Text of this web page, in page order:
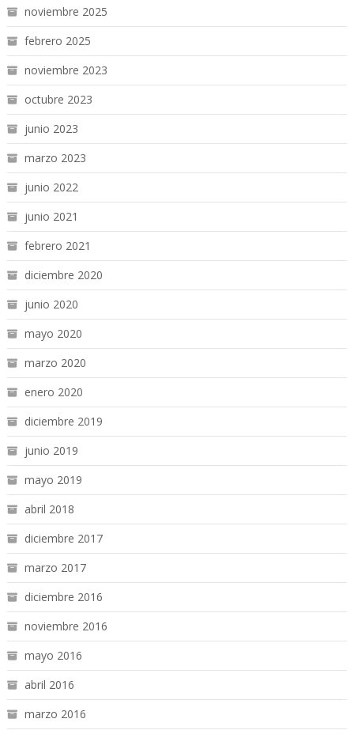
noviembre 2025
febrero 2025
noviembre 2023
octubre 2023
junio 2023
marzo 2023
junio 2022
junio 2021
febrero 2021
diciembre 2020
junio 2020
mayo 2020
marzo 2020
enero 2020
diciembre 2019
junio 2019
mayo 2019
abril 2018
diciembre 2017
marzo 2017
diciembre 2016
noviembre 2016
mayo 2016
abril 2016
marzo 2016